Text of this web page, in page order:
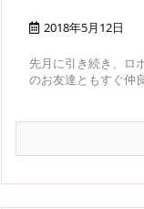
2018年5月12日
先月に引き続き、ロ
のお友達ともすぐ仲